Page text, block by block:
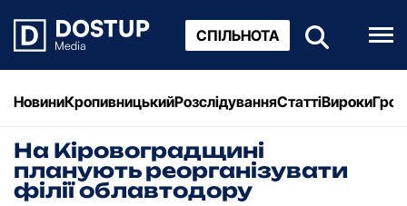
СПІЛЬНОТА
НовиниКропивницькийРозслідуванняСтаттіВироки
На Кіровоградщині
планують реорганізувати
філії облавтодору